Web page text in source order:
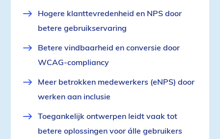
Hogere klanttevredenheid en NPS door
betere gebruikservaring
Betere vindbaarheid en conversie door
WCAG-compliancy
Meer betrokken medewerkers (eNPS) door
werken aan inclusie
Toegankelijk ontwerpen leidt vaak tot
betere oplossingen voor álle gebruikers